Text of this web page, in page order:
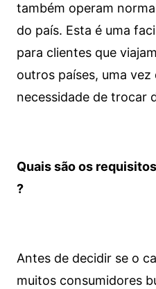
também operam
do país. Esta é uma
para clientes que
outros países, uma vez
necessidade de trocar
Quais são os
?
Antes de decidir se o
muitos consumidores